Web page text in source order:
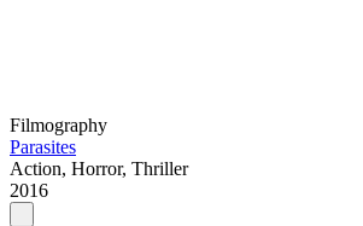
Filmography
Parasites
Action, Horror, Thriller
2016